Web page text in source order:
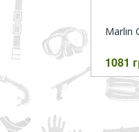
Marlin
1081